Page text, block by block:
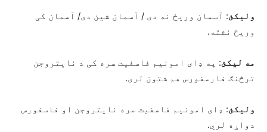
ولیکئ: آسمان وریځ نه دی / آسمان شین دی/ آسمان کی
وریځ نشته.
مه لیکئ: په ډای امونیم فاسفیت سره کی د نایتروجن
ترڅنګ فارسفورس هم شتون لری.
ولیکئ: ډای امونیم فاسفیت سره نایتروجن او فاسفورس
دواړه لري.